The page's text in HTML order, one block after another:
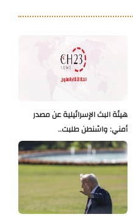
هيئة البث الإسرائيلية عن مصدر
أمني: واشنطن طلبت..